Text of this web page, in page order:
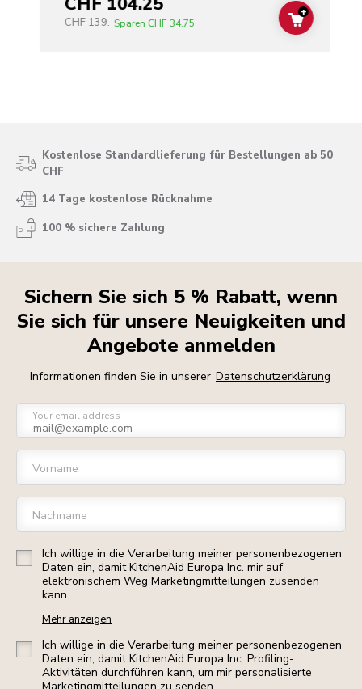
CHF 139.-Sparen CHF 34.75 ADD TO
+
Kostenlose Standardlieferung für Bestellungen ab 50
CHF
14 Tage kostenlose Rücknahme
100 % sichere Zahlung
Sichern Sie sich 5 % Rabatt, wenn
Sie sich für unsere Neuigkeiten und
Angebote anmelden
Informationen finden Sie in unserer Datenschutzerklärung
Your email address
Vorname
Nachname
Ich willige in die Verarbeitung meiner personenbezogenen
Daten ein, damit KitchenAid Europa Inc. mir auf
elektronischem Weg Marketingmitteilungen zusenden
kann.
Mehr anzeigen
Ich willige in die Verarbeitung meiner personenbezogenen
Daten ein, damit KitchenAid Europa Inc. Profiling-
Aktivitäten durchführen kann, um mir personalisierte